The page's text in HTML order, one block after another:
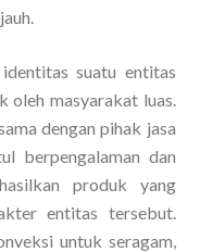
suatu entitas
oleh masyarakat luas.
dengan pihak jasa
berpengalaman dan
produk yang
entitas tersebut.
untuk seragam,